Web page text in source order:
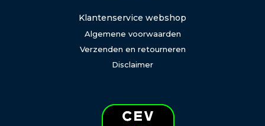
Klantenservice webshop
Algemene voorwaarden
Verzenden en retourneren
Disclaimer